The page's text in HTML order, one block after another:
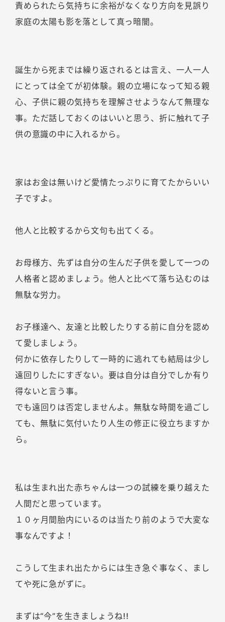
責められたら気持ちに余裕がなくなり方向を見誤り
家庭の太陽も影を落として真っ暗闇。
誕生から死までは繰り返されるとは言え、一人一人
にとっては全てが初体験。親の立場になって知る親
心、子供に親の気持ちを理解させようなんて無理な
事。ただ話しておくのはいいと思う、折に触れて子
供の意識の中に入れるから。
家はお金は無いけど愛情たっぷりに育てたからいい
子ですよ。
他人と比較するから文句も出てくる。
お母様方、先ずは自分の生んだ子供を愛して一つの
人格者と認めましょう。他人と比べて落ち込むのは
無駄な労力。
お子様達へ、友達と比較したりする前に自分を認め
て愛しましょう。
何かに依存したりして一時的に逃れても結局は少し
遠回りしたにすぎない。要は自分は自分でしか有り
得ないと言う事。
でも遠回りは否定しませんよ。無駄な時間を過ごし
ても、無駄に気付いたり人生の修正に役立ちますか
ら。
私は生まれ出た赤ちゃんは一つの試練を乗り越えた
人間だと思っています。
１０ヶ月間胎内にいるのは当たり前のようで大変な
事なんですよ！
こうして生まれ出たからには生き急ぐ事なく、まし
てや死に急がずに。
まずは“今”を生きましょうね!!